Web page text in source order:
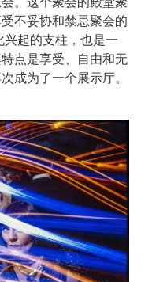
不妥协和禁忌聚会的
起的支柱，也是一
点是享受、自由和无
成为了一个展示厅。